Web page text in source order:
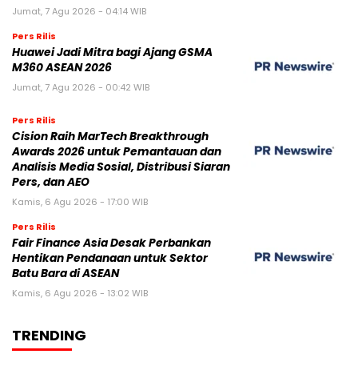
Jumat, 7 Agu 2026 - 04:14 WIB
Pers Rilis
Huawei Jadi Mitra bagi Ajang GSMA
M360 ASEAN 2026
Jumat, 7 Agu 2026 - 00:42 WIB
Pers Rilis
Cision Raih MarTech Breakthrough
Awards 2026 untuk Pemantauan dan
Analisis Media Sosial, Distribusi Siaran
Pers, dan AEO
Kamis, 6 Agu 2026 - 17:00 WIB
Pers Rilis
Fair Finance Asia Desak Perbankan
Hentikan Pendanaan untuk Sektor
Batu Bara di ASEAN
Kamis, 6 Agu 2026 - 13:02 WIB
TRENDING